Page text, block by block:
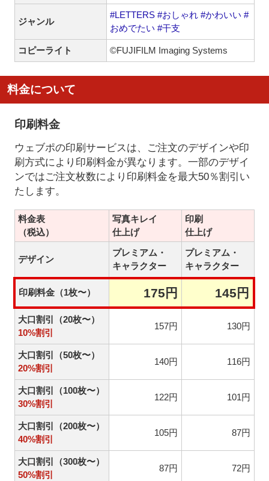
ジャンル
#LETTERS #おしゃれ #かわいい #
おめでたい #干支
コピーライト ©FUJIFILM Imaging Systems
料金について
印刷料金
ウェブポの印刷サービスは、ご注文のデザインや印
刷方式により印刷料金が異なります。一部のデザイ
ンではご注文枚数により印刷料金を最大50％割引い
たします。
料金表
（税込）
写真キレイ
仕上げ
印刷
仕上げ
デザイン
プレミアム・
キャラクター
プレミアム・
キャラクター
印刷料金（1枚〜） 175円 145円
大口割引（20枚〜）
10%割引
157円 130円
大口割引（50枚〜）
20%割引
140円 116円
大口割引（100枚〜）
30%割引
122円 101円
大口割引（200枚〜）
40%割引
105円 87円
大口割引（300枚〜）
50%割引
87円 72円